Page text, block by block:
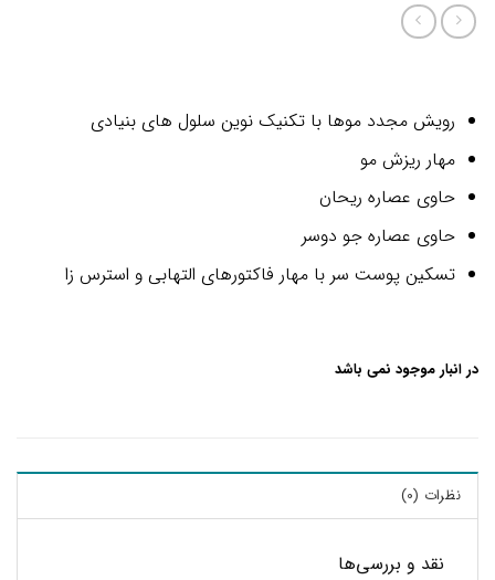
رویش مجدد موها با تکنیک نوین سلول های بنیادی
مهار ریزش مو
حاوی عصاره ریحان
حاوی عصاره جو دوسر
تسکین پوست سر با مهار فاکتورهای التهابی و استرس زا
در انبار موجود نمی باشد
نظرات (0)
نقد و بررسی‌ها